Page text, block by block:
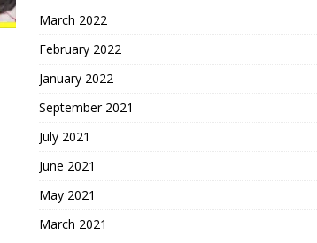
March 2022
February 2022
January 2022
September 2021
July 2021
June 2021
May 2021
March 2021